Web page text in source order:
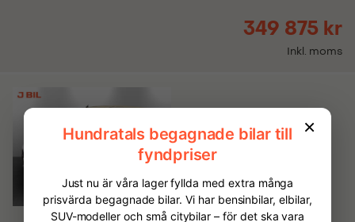
349 875 kr
Inkl. moms